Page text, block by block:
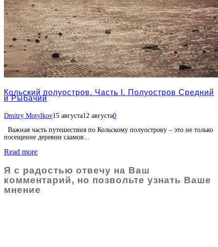
Кольский полуостров. Часть I. Полуостров Средний
и Рыбачий
Dmitry Motylkov15 августа12 августа0
Важная часть путешествия по Кольскому полуострову – это не только
посещение деревни саамов...
Read more
Я с радостью отвечу на Ваш
комментарий, но позвольте узнать Ваше
мнение